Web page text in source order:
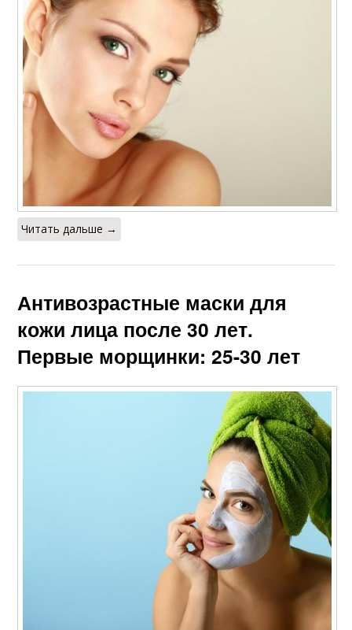
Читать дальше →
Антивозрастные маски для
кожи лица после 30 лет.
Первые морщинки: 25-30 лет